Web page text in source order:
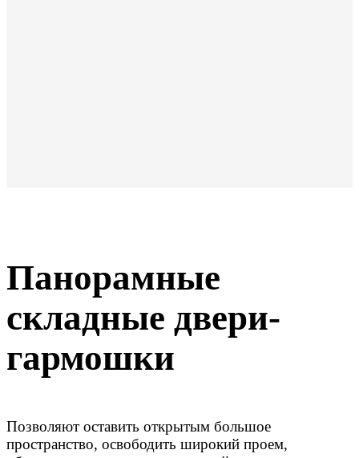
Панорамные
складные двери-
гармошки
Позволяют оставить открытым большое
пространство, освободить широкий проем,